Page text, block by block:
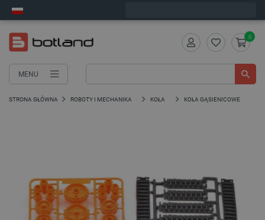
MENU
0
STRONA GŁÓWNA ROBOTY I MECHANIKA KOŁA KOŁA GĄSIENICOWE